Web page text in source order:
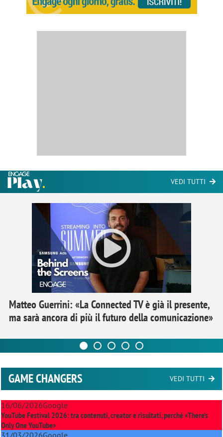
VEDI TUTTI
Matteo Guerrini: «La Connected TV è già il presente,
ma sarà ancora di più il futuro della comunicazione»
GAME CHANGERS VEDI TUTTI
16/06/2026Google
YouTube Festival 2026: tra contenuti, creator e risultati, perché «There’s
Only One YouTube»
31/03/2026Google